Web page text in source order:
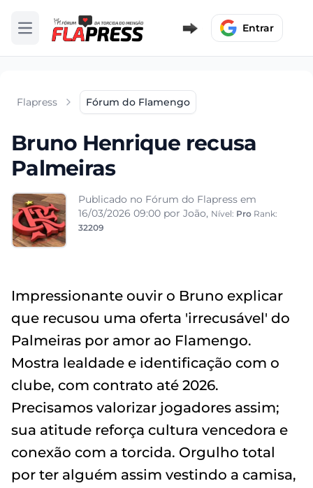
Abrir menu Entrar
Flapress Fórum do Flamengo
Bruno Henrique recusa
Palmeiras
Publicado no Fórum do Flapress em
16/03/2026 09:00 por João, Nível: Pro Rank:
32209
Impressionante ouvir o Bruno explicar
que recusou uma oferta 'irrecusável' do
Palmeiras por amor ao Flamengo.
Mostra lealdade e identificação com o
clube, com contrato até 2026.
Precisamos valorizar jogadores assim;
sua atitude reforça cultura vencedora e
conexão com a torcida. Orgulho total
por ter alguém assim vestindo a camisa,